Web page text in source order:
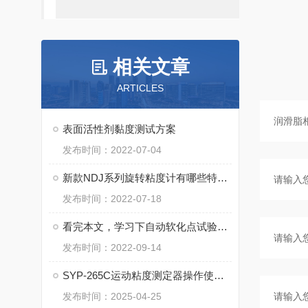
相关文章
ARTICLES
表面活性剂黏度测试方案
发布时间：2022-07-04
新款NDJ系列旋转粘度计有哪些特点呢
发布时间：2022-07-18
看完本文，学习下自动软化点试验器的操作使用
发布时间：2022-09-14
SYP-265C运动粘度测定器操作使用和注意事项
发布时间：2025-04-25